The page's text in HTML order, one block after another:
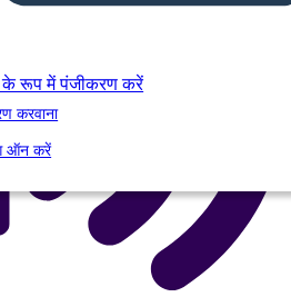
के रूप में पंजीकरण करें
करवाना
ऑन करें